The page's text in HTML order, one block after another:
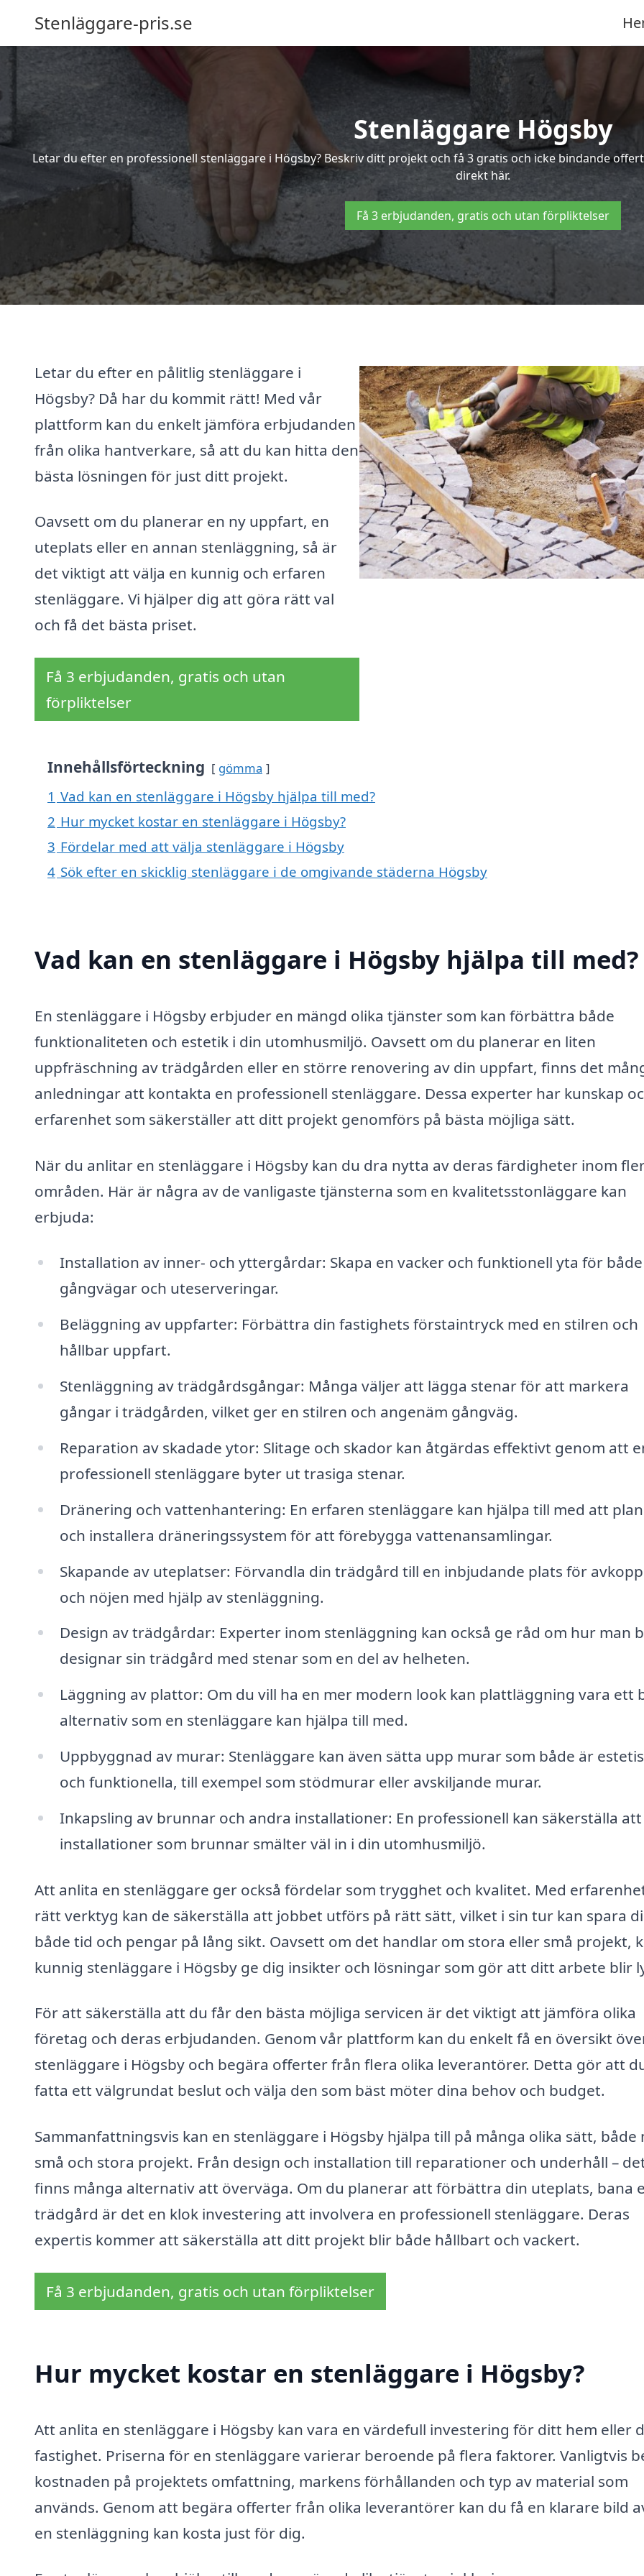
Stenläggare-pris.se
Stenläggare Högsby
Letar du efter en professionell stenläggare i Högsby? Beskriv ditt projekt och få 3 gratis och icke bindande
direkt här.
Få 3 erbjudanden, gratis och utan förpliktelser
Letar du efter en pålitlig stenläggare i
Högsby? Då har du kommit rätt! Med vår
plattform kan du enkelt jämföra erbjudanden
från olika hantverkare, så att du kan hitta den
bästa lösningen för just ditt projekt.
Oavsett om du planerar en ny uppfart, en
uteplats eller en annan stenläggning, så är
det viktigt att välja en kunnig och erfaren
stenläggare. Vi hjälper dig att göra rätt val
och få det bästa priset.
Få 3 erbjudanden, gratis och utan
förpliktelser
Innehållsförteckning gömma
1 Vad kan en stenläggare i Högsby hjälpa till med?
2 Hur mycket kostar en stenläggare i Högsby?
3 Fördelar med att välja stenläggare i Högsby
4 Sök efter en skicklig stenläggare i de omgivande städerna Högsby
Vad kan en stenläggare i Högsby hjälpa till med?
En stenläggare i Högsby erbjuder en mängd olika tjänster som kan förbättra både
funktionaliteten och estetik i din utomhusmiljö. Oavsett om du planerar en liten
uppfräschning av trädgården eller en större renovering av din uppfart, finns det
anledningar att kontakta en professionell stenläggare. Dessa experter har kunskap
erfarenhet som säkerställer att ditt projekt genomförs på bästa möjliga sätt.
När du anlitar en stenläggare i Högsby kan du dra nytta av deras färdigheter inom
områden. Här är några av de vanligaste tjänsterna som en kvalitetsstonläggare kan
erbjuda:
Installation av inner- och yttergårdar: Skapa en vacker och funktionell yta för både
gångvägar och uteserveringar.
Beläggning av uppfarter: Förbättra din fastighets förstaintryck med en stilren och
hållbar uppfart.
Stenläggning av trädgårdsgångar: Många väljer att lägga stenar för att markera
gångar i trädgården, vilket ger en stilren och angenäm gångväg.
Reparation av skadade ytor: Slitage och skador kan åtgärdas effektivt genom att
professionell stenläggare byter ut trasiga stenar.
Dränering och vattenhantering: En erfaren stenläggare kan hjälpa till med att
och installera dräneringssystem för att förebygga vattenansamlingar.
Skapande av uteplatser: Förvandla din trädgård till en inbjudande plats för
och nöjen med hjälp av stenläggning.
Design av trädgårdar: Experter inom stenläggning kan också ge råd om hur man
designar sin trädgård med stenar som en del av helheten.
Läggning av plattor: Om du vill ha en mer modern look kan plattläggning vara ett
alternativ som en stenläggare kan hjälpa till med.
Uppbyggnad av murar: Stenläggare kan även sätta upp murar som både är
och funktionella, till exempel som stödmurar eller avskiljande murar.
Inkapsling av brunnar och andra installationer: En professionell kan säkerställa att
installationer som brunnar smälter väl in i din utomhusmiljö.
Att anlita en stenläggare ger också fördelar som trygghet och kvalitet. Med
rätt verktyg kan de säkerställa att jobbet utförs på rätt sätt, vilket i sin tur kan spara
både tid och pengar på lång sikt. Oavsett om det handlar om stora eller små projekt,
kunnig stenläggare i Högsby ge dig insikter och lösningar som gör att ditt arbete blir
För att säkerställa att du får den bästa möjliga servicen är det viktigt att jämföra olika
företag och deras erbjudanden. Genom vår plattform kan du enkelt få en översikt
stenläggare i Högsby och begära offerter från flera olika leverantörer. Detta gör att
fatta ett välgrundat beslut och välja den som bäst möter dina behov och budget.
Sammanfattningsvis kan en stenläggare i Högsby hjälpa till på många olika sätt, både
små och stora projekt. Från design och installation till reparationer och underhåll –
finns många alternativ att överväga. Om du planerar att förbättra din uteplats, bana
trädgård är det en klok investering att involvera en professionell stenläggare. Deras
expertis kommer att säkerställa att ditt projekt blir både hållbart och vackert.
Få 3 erbjudanden, gratis och utan förpliktelser
Hur mycket kostar en stenläggare i Högsby?
Att anlita en stenläggare i Högsby kan vara en värdefull investering för ditt hem eller
fastighet. Priserna för en stenläggare varierar beroende på flera faktorer. Vanligtvis
kostnaden på projektets omfattning, markens förhållanden och typ av material som
används. Genom att begära offerter från olika leverantörer kan du få en klarare bild
en stenläggning kan kosta just för dig.